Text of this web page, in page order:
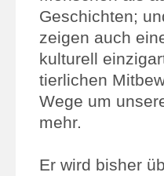
Geschichten;
zeigen auch
kulturell
tierlichen
Wege um
mehr.
Er wird bisher